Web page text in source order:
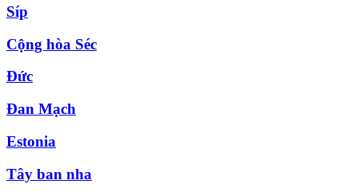
Síp
Cộng hòa Séc
Đức
Đan Mạch
Estonia
Tây ban nha